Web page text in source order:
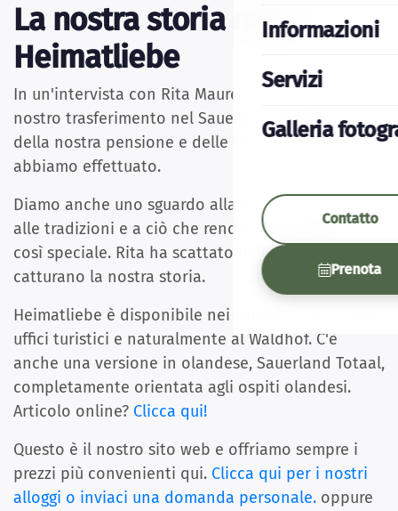
Informazioni
Servizi
Galleria
Contatto
Prenota
La nostra storia nella
Heimatliebe
In un'intervista con Rita Maurer parliamo del
nostro trasferimento nel Sauerland, dell'apertura
della nostra pensione e delle ristrutturazioni che
abbiamo effettuato.
Diamo anche uno sguardo alla vita nel Sauerland,
alle tradizioni e a ciò che rende questa regione
così speciale. Rita ha scattato bellissime foto che
catturano la nostra storia.
Heimatliebe è disponibile nei supermercati, negli
uffici turistici e naturalmente al Waldhof. C'è
anche una versione in olandese, Sauerland Totaal,
completamente orientata agli ospiti olandesi.
Articolo online? Clicca qui!
Questo è il nostro sito web e offriamo sempre i
prezzi più convenienti qui. Clicca qui per i nostri
alloggi o inviaci una domanda personale. oppure